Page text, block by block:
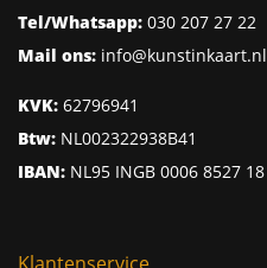
Tel/Whatsapp: 030 207 27 22
Mail ons: info@kunstinkaart.nl
KVK: 62796941
Btw: NL002322938B41
IBAN: NL95 INGB 0006 8527 18